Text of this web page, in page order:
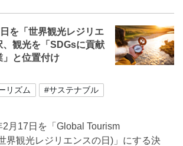
を「世界観光レジリエ
、観光を「SDGsに貢献
」と位置付け
リズム
#サステナブル
2月17日を「Global Tourism
界観光レジリエンスの日)」にする決